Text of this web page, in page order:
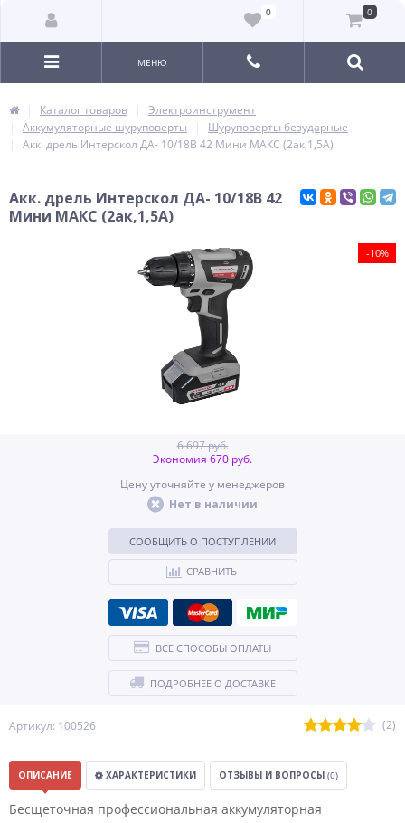
0 0
МЕНЮ
Каталог товаров
Электроинструмент
Аккумуляторные шуруповерты
Шуруповерты безударные
Акк. дрель Интерскол ДА- 10/18В 42 Мини МАКС (2ак,1,5А)
Акк. дрель Интерскол ДА- 10/18В 42
Мини МАКС (2ак,1,5А)
-10%
Артикул: 100526 (2)
6 697 руб.
Экономия 670 руб.
Цену уточняйте у менеджеров
Нет в наличии
СООБЩИТЬ О ПОСТУПЛЕНИИ
СРАВНИТЬ
ВСЕ СПОСОБЫ ОПЛАТЫ
ПОДРОБНЕЕ О ДОСТАВКЕ
ОПИСАНИЕ ХАРАКТЕРИСТИКИ ОТЗЫВЫ И ВОПРОСЫ (0)
Бесщеточная профессиональная аккумуляторная